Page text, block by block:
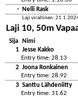
-
Nelli Rask
Laji virallinen:
Laji 10, 50m
Sija Nimi
1 Jesse Kakko
Entry time: 28.13
2 Joona Ronkainen
Entry time: 28.92
3 Santtu Lähdeniitty
Entry time: 31.62